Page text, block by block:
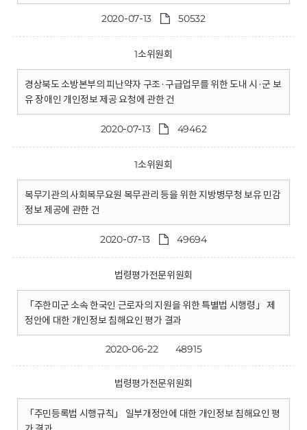
2020-07-13 50532
1소위원회
경상북도 소방본부의 피난약자 구조·구급업무를 위한 도내 시·군 보
유 장애인 개인정보 제공 요청에 관한 건
2020-07-13 49462
1소위원회
복무기관의 사회복무요원 복무관리 등을 위한 지방병무청 보유 민감
정보 제공에 관한 건
2020-07-13 49694
법령평가전문위원회
「주한미군 소속 한국인 근로자의 지원을 위한 특별법 시행령」 제
정안에 대한 개인정보 침해요인 평가 결과
2020-06-22 48915
법령평가전문위원회
「주민등록법 시행규칙」 일부개정안에 대한 개인정보 침해요인 평